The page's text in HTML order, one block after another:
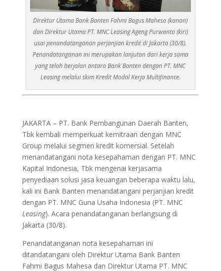
Direktur Utama Bank Banten Fahmi Bagus Mahesa (kanan)
dan Direktur Utama PT. MNC Leasing Ageng Purwanto (kiri)
usai penandatanganan perjanjian kredit di Jakarta (30/8).
Penandatanganan ini merupakan lanjutan dari kerja sama
yang telah berjalan antara Bank Banten dengan PT. MNC
Leasing melalui skim Kredit Modal Kerja Multifinance.
JAKARTA – PT. Bank Pembangunan Daerah Banten,
Tbk kembali memperkuat kemitraan dengan MNC
Group melalui segmen kredit komersial. Setelah
menandatangani nota kesepahaman dengan PT. MNC
Kapital Indonesia, Tbk mengenai kerjasama
penyediaan solusi jasa keuangan beberapa waktu lalu,
kali ini Bank Banten menandatangani perjanjian kredit
dengan PT. MNC Guna Usaha Indonesia (PT. MNC
Leasing). Acara penandatanganan berlangsung di
Jakarta (30/8).
Penandatanganan nota kesepahaman ini
ditandatangani oleh Direktur Utama Bank Banten
Fahmi Bagus Mahesa dan Direktur Utama PT. MNC